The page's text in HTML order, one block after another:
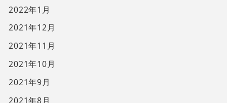
2022年1月
2021年12月
2021年11月
2021年10月
2021年9月
2021年8月